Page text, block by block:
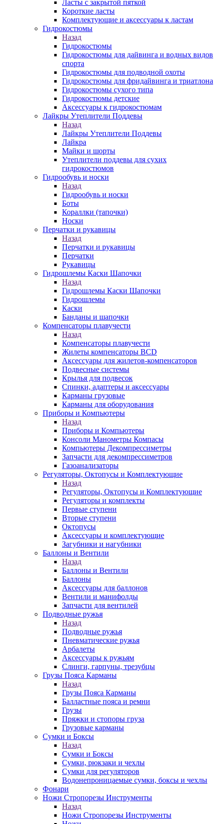
Ласты с закрытой пяткой
Короткие ласты
Комплектующие и аксессуары к ластам
Гидрокостюмы
Назад
Гидрокостюмы
Гидрокостюмы для дайвинга и водных видов
спорта
Гидрокостюмы для подводной охоты
Гидрокостюмы для фридайвинга и триатлона
Гидрокостюмы сухого типа
Гидрокостюмы детские
Аксессуары к гидрокостюмам
Лайкры Утеплители Поддевы
Назад
Лайкры Утеплители Поддевы
Лайкра
Майки и шорты
Утеплители поддевы для сухих
гидрокостюмов
Гидрообувь и носки
Назад
Гидрообувь и носки
Боты
Кораллки (тапочки)
Носки
Перчатки и рукавицы
Назад
Перчатки и рукавицы
Перчатки
Рукавицы
Гидрошлемы Каски Шапочки
Назад
Гидрошлемы Каски Шапочки
Гидрошлемы
Каски
Банданы и шапочки
Компенсаторы плавучести
Назад
Компенсаторы плавучести
Жилеты компенсаторы BCD
Аксессуары для жилетов-компенсаторов
Подвесные системы
Крылья для подвесок
Спинки, адаптеры и аксессуары
Карманы грузовые
Карманы для оборудования
Приборы и Компьютеры
Назад
Приборы и Компьютеры
Консоли Манометры Компасы
Компьютеры Декомпрессиметры
Запчасти для декомпрессиметров
Газоанализаторы
Регуляторы, Октопусы и Комплектующие
Назад
Регуляторы, Октопусы и Комплектующие
Регуляторы и комплекты
Первые ступени
Вторые ступени
Октопусы
Аксессуары и комплектующие
Загубники и нагубники
Баллоны и Вентили
Назад
Баллоны и Вентили
Баллоны
Аксессуары для баллонов
Вентили и манифолды
Запчасти для вентилей
Подводные ружья
Назад
Подводные ружья
Пневматические ружья
Арбалеты
Аксессуары к ружьям
Слинги, гарпуны, трезубцы
Грузы Пояса Карманы
Назад
Грузы Пояса Карманы
Балластные пояса и ремни
Грузы
Пряжки и стопоры груза
Грузовые карманы
Сумки и Боксы
Назад
Сумки и Боксы
Сумки, рюкзаки и чехлы
Сумки для регуляторов
Водонепроницаемые сумки, боксы и чехлы
Фонари
Ножи Стропорезы Инструменты
Назад
Ножи Стропорезы Инструменты